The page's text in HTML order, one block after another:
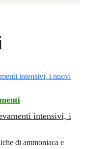
intensivi, i
di ammoniaca e